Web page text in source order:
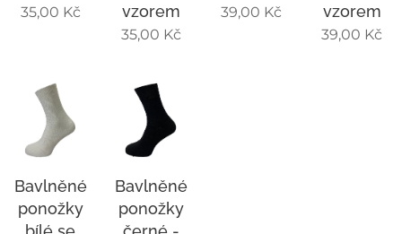
35,00 Kč
vzorem
35,00 Kč
39,00 Kč
vzorem
39,00 Kč
Bavlněné
ponožky
Bavlněné
ponožky